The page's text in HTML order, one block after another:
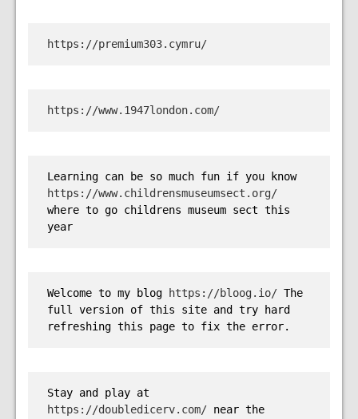
https://premium303.cymru/
https://www.1947london.com/
Learning can be so much fun if you know
https://www.childrensmuseumsect.org/
where to go childrens museum sect this
year
Welcome to my blog https://bloog.io/ The
full version of this site and try hard
refreshing this page to fix the error.
https://doubledicerv.com/ near the